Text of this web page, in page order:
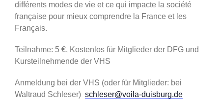
différents modes de vie et ce qui impacte la société
française pour mieux comprendre la France et les
Français.
Teilnahme: 5 €, Kostenlos für Mitglieder der DFG und
Kursteilnehmende der VHS
Anmeldung bei der VHS (oder für Mitglieder: bei
Waltraud Schleser) schleser@voila-duisburg.de